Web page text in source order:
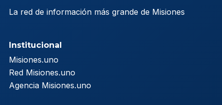
La red de información más grande de Misiones
Institucional
Misiones.uno
Red Misiones.uno
Agencia Misiones.uno